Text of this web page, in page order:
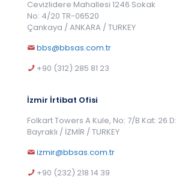
Cevizlidere Mahallesi 1246 Sokak
No: 4/20 TR-06520
Çankaya / ANKARA / TURKEY
bbs@bbsas.com.tr
+90 (312) 285 81 23
İzmir İrtibat Ofisi
Folkart Towers A Kule, No: 7/B Kat: 26
Bayraklı / İZMİR / TURKEY
izmir@bbsas.com.tr
+90 (232) 218 14 39